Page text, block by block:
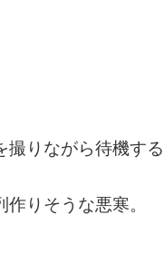
りながら待機す
りそうな悪寒。